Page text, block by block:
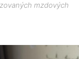
mzdových